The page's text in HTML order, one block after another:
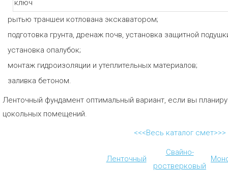
рытью траншеи котлована экскаватором;
подготовка грунта, дренаж почв, установка защитной
установка опалубок;
монтаж гидроизоляции и утеплительных материалов;
заливка бетоном.
Ленточный фундамент оптимальный вариант, если вы
цокольных помещений.
<<<Весь каталог смет>>>
Ленточный
Свайно-
ростверковый